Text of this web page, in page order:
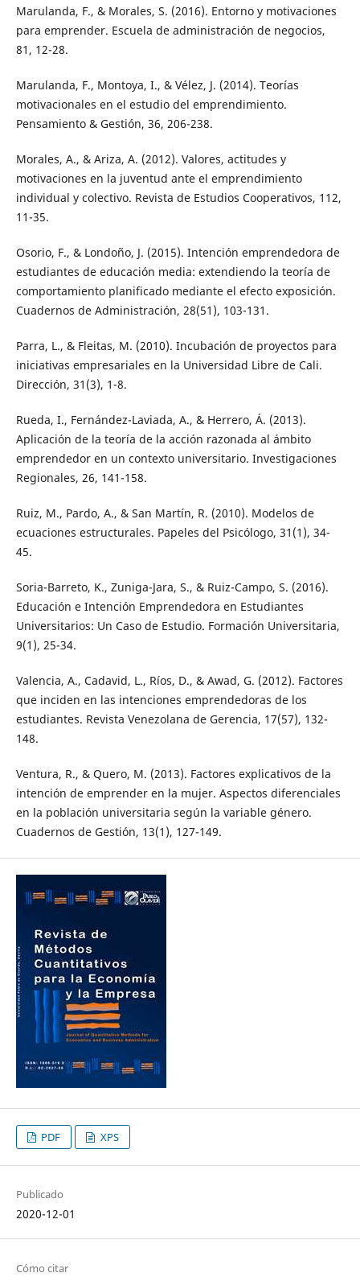
Marulanda, F., & Morales, S. (2016). Entorno y motivaciones
para emprender. Escuela de administración de negocios,
81, 12-28.
Marulanda, F., Montoya, I., & Vélez, J. (2014). Teorías
motivacionales en el estudio del emprendimiento.
Pensamiento & Gestión, 36, 206-238.
Morales, A., & Ariza, A. (2012). Valores, actitudes y
motivaciones en la juventud ante el emprendimiento
individual y colectivo. Revista de Estudios Cooperativos, 112,
11-35.
Osorio, F., & Londoño, J. (2015). Intención emprendedora de
estudiantes de educación media: extendiendo la teoría de
comportamiento planificado mediante el efecto exposición.
Cuadernos de Administración, 28(51), 103-131.
Parra, L., & Fleitas, M. (2010). Incubación de proyectos para
iniciativas empresariales en la Universidad Libre de Cali.
Dirección, 31(3), 1-8.
Rueda, I., Fernández-Laviada, A., & Herrero, Á. (2013).
Aplicación de la teoría de la acción razonada al ámbito
emprendedor en un contexto universitario. Investigaciones
Regionales, 26, 141-158.
Ruiz, M., Pardo, A., & San Martín, R. (2010). Modelos de
ecuaciones estructurales. Papeles del Psicólogo, 31(1), 34-
45.
Soria-Barreto, K., Zuniga-Jara, S., & Ruiz-Campo, S. (2016).
Educación e Intención Emprendedora en Estudiantes
Universitarios: Un Caso de Estudio. Formación Universitaria,
9(1), 25-34.
Valencia, A., Cadavid, L., Ríos, D., & Awad, G. (2012). Factores
que inciden en las intenciones emprendedoras de los
estudiantes. Revista Venezolana de Gerencia, 17(57), 132-
148.
Ventura, R., & Quero, M. (2013). Factores explicativos de la
intención de emprender en la mujer. Aspectos diferenciales
en la población universitaria según la variable género.
Cuadernos de Gestión, 13(1), 127-149.
PDF XPS
Publicado
2020-12-01
Cómo citar